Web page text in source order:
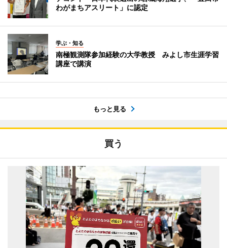
わがまちアスリート」に認定
学ぶ・知る
南極観測隊参加経験の大学教授 みよし市生涯学習
講座で講演
もっと見る
買う